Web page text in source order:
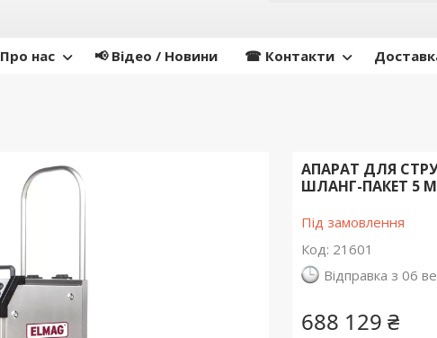
Про нас 📢 Відео / Новини ☎ Контакти
АПАРАТ ДЛЯ
ШЛАНГ-ПАКЕТ 5
Під замовлення
Код: 21601
Відправка з 06
688 129 ₴